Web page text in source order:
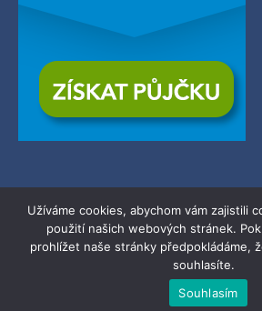
© 2026Zerba.cz| Všechna práva
Užíváme cookies, abychom vám zajistili
použití našich webových stránek.
prohlížet naše stránky předpokládáme,
souhlasíte.
Souhlasím